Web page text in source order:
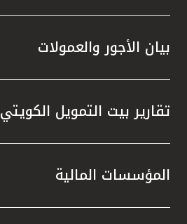
بيان الأجور والعمولات
تقارير بيت التمويل الكويتي
المؤسسات المالية